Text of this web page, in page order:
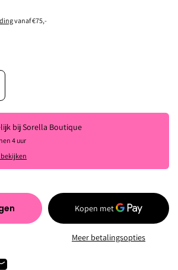
vanaf €75,-
bijSorella Boutique
4 uur
Meer betalingsopties